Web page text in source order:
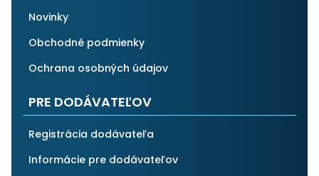
Novinky
Obchodné podmienky
Ochrana osobných údajov
PRE DODÁVATEĽOV
Registrácia dodávateľa
Informácie pre dodávateľov